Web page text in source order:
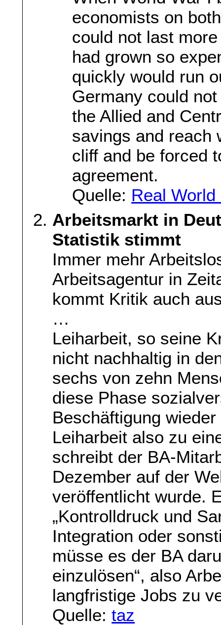
economists on
could not last
had grown so
quickly would run
Germany could
the Allied and
savings and reach
cliff and be forced
agreement.
Quelle: Real
Arbeitsmarkt in
Statistik stimmt
Immer mehr
Arbeitsagentur in
kommt Kritik auch
…
Leiharbeit, so seine
nicht nachhaltig in
sechs von zehn
diese Phase
Beschäftigung
Leiharbeit also zu
schreibt der BA-
Dezember auf der
veröffentlicht wurde.
„Kontrolldruck und
Integration oder
müsse es der BA
einzulösen“, also
langfristige Jobs zu
Quelle:taz